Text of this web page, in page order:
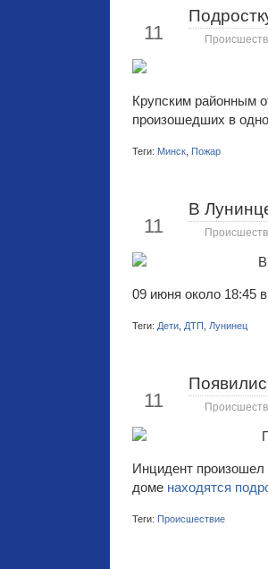
11
Крупским районным
произошедших в
Теги: Минск Пожар
11
В
09 июня около 18:45
Теги: Дети ДТП Лунинец
11
Инцидент произошел
доме находятся
Теги: Происшествие